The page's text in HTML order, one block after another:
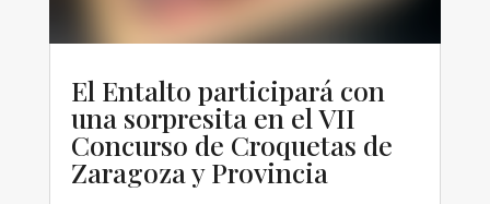
El Entalto participará con
una sorpresita en el VII
Concurso de Croquetas de
Zaragoza y Provincia